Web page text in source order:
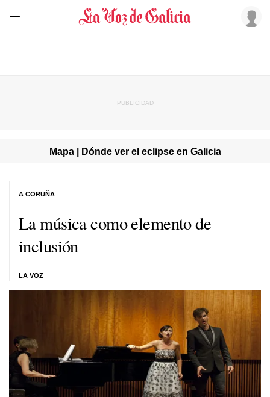
Mapa | Dónde ver el eclipse en Galicia
La música como elemento de
inclusión
LA VOZ
A CORUÑA